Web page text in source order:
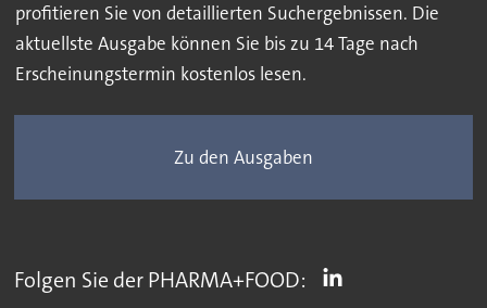
profitieren Sie von detaillierten Suchergebnissen. Die
aktuellste Ausgabe können Sie bis zu 14 Tage nach
Erscheinungstermin kostenlos lesen.
Zu den Ausgaben
Folgen Sie der PHARMA+FOOD: